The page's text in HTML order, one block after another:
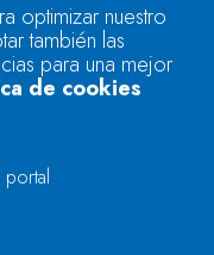
el campo
el campo
optimizar nuestro
también las
para una mejor
de cookies